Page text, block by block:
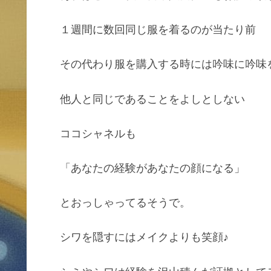
１週間に数回同じ服を着るのが当たり前
その代わり服を購入する時には吟味に吟味
他人と同じであることをよしとしない
ココシャネルも
「あなたの経験があなたの顔になる」
とおっしゃってるそうで。
シワを隠すにはメイクよりも笑顔♪